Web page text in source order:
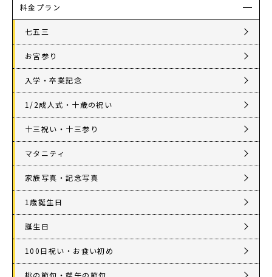
店舗を探す
料金プラン
七五三
お宮参り
入学・卒業記念
1/2成人式・十歳の祝い
十三祝い・十三参り
マタニティ
家族写真・記念写真
1歳誕生日
誕生日
100日祝い・お食い初め